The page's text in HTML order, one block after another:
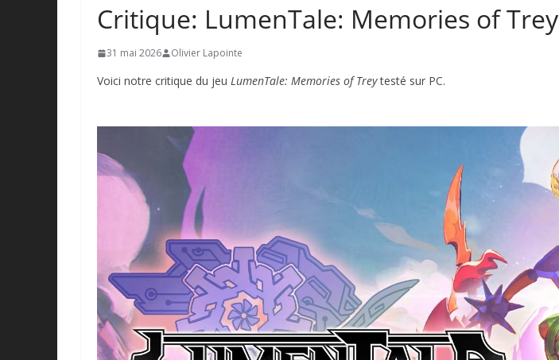
Critique: LumenTale: Memories of Trey
31 mai 2026 Olivier Lapointe
Voici notre critique du jeu LumenTale: Memories of Treytesté sur PC.